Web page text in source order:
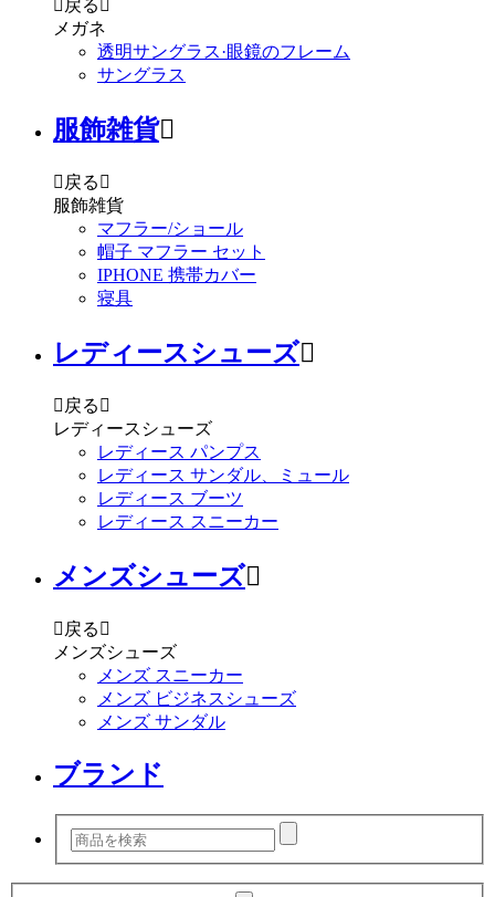
 戻る 
メガネ
透明サングラス·眼鏡のフレーム
サングラス
服飾雑貨
 戻る 
服飾雑貨
マフラー/ショール
帽子 マフラー セット
IPHONE 携帯カバー
寝具
レディースシューズ
 戻る 
レディースシューズ
レディース パンプス
レディース サンダル、ミュール
レディース ブーツ
レディース スニーカー
メンズシューズ
 戻る 
メンズシューズ
メンズ スニーカー
メンズ ビジネスシューズ
メンズ サンダル
ブランド